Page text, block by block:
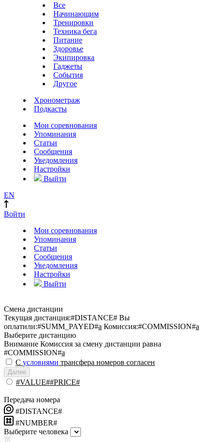
Все
Начинающим
Тренировки
Техника бега
Питание
Здоровье
Экипировка
Гаджеты
События
Другое
Хронометраж
Подкасты
Мои соревнования
Упоминания
Статьи
Сообщения
Уведомления
Настройки
Выйти
EN
Войти
Мои соревнования
Упоминания
Статьи
Сообщения
Уведомления
Настройки
Выйти
Смена дистанции
Текущая дистанция:#DISTANCE# Вы
оплатили:#SUMM_PAYED#a Комиссия:#COMMISSION#a
Выберите дистанцию
Внимание Комиссия за смену дистанции равна
#COMMISSION#a
С условиями трансфера номеров согласен
Далее
#VALUE##PRICE#
Передача номера
#DISTANCE#
#NUMBER#
Выберите человека